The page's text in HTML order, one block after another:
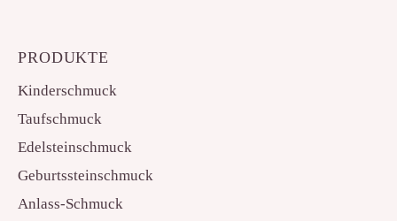
PRODUKTE
Kinderschmuck
Taufschmuck
Edelsteinschmuck
Geburtssteinschmuck
Anlass-Schmuck